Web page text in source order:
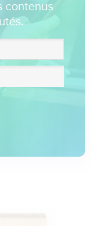
contenus